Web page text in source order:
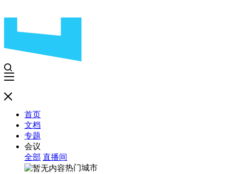
首页
文档
专题
会议
全部 直播间
热门城市